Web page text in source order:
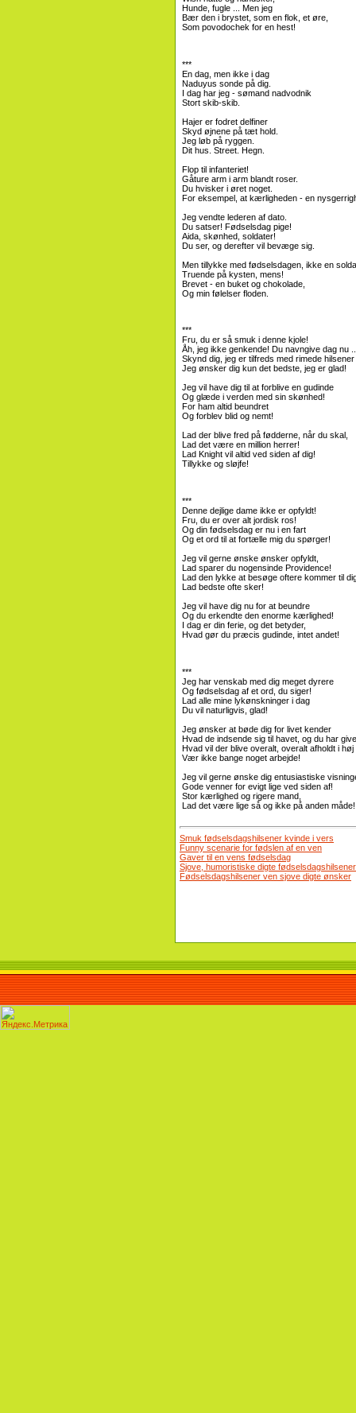
Hunde, fugle ... Men jeg
Bær den i brystet, som en flok, et øre,
Som povodochek for en hest!
***
En dag, men ikke i dag
Naduyus sonde på dig.
I dag har jeg - sømand nadvodnik
Stort skib-skib.
Hajer er fodret delfiner
Skyd øjnene på tæt hold.
Jeg løb på ryggen.
Dit hus. Street. Hegn.
Flop til infanteriet!
Gåture arm i arm blandt roser.
Du hvisker i øret noget.
For eksempel, at kærligheden - en
Jeg vendte lederen af ​​dato.
Du satser! Fødselsdag pige!
Aida, skønhed, soldater!
Du ser, og derefter vil bevæge sig.
Men tillykke med fødselsdagen, ikke en
Truende på kysten, mens!
Brevet - en buket og chokolade,
Og min følelser floden.
***
Fru, du er så smuk i denne kjole!
Åh, jeg ikke genkende! Du navngive dag nu
Skynd dig, jeg er tilfreds med rimede hilsener
Jeg ønsker dig kun det bedste, jeg er glad!
Jeg vil have dig til at forblive en gudinde
Og glæde i verden med sin skønhed!
For ham altid beundret
Og forblev blid og nemt!
Lad der blive fred på fødderne, når du skal,
Lad det være en million herrer!
Lad Knight vil altid ved siden af ​​dig!
Tillykke og sløjfe!
***
Denne dejlige dame ikke er opfyldt!
Fru, du er over alt jordisk ros!
Og din fødselsdag er nu i en fart
Og et ord til at fortælle mig du spørger!
Jeg vil gerne ønske ønsker opfyldt,
Lad sparer du nogensinde Providence!
Lad den lykke at besøge oftere kommer til
Lad bedste ofte sker!
Jeg vil have dig nu for at beundre
Og du erkendte den enorme kærlighed!
I dag er din ferie, og det betyder,
Hvad gør du præcis gudinde, intet andet!
***
Jeg har venskab med dig meget dyrere
Og fødselsdag af et ord, du siger!
Lad alle mine lykønskninger i dag
Du vil naturligvis, glad!
Jeg ønsker at bøde dig for livet kender
Hvad de indsende sig til havet, og du har
Hvad vil der blive overalt, overalt afholdt i høj
Vær ikke bange noget arbejde!
Jeg vil gerne ønske dig entusiastiske
Gode ​​venner for evigt lige ved siden af!
Stor kærlighed og rigere mand,
Lad det være lige så og ikke på anden måde!
Smuk fødselsdagshilsener kvinde i vers
Funny scenarie for fødslen af ​​en ven
Gaver til en vens fødselsdag
Sjove, humoristiske digte fødselsdagshilsener
Fødselsdagshilsener ven sjove digte ønsker